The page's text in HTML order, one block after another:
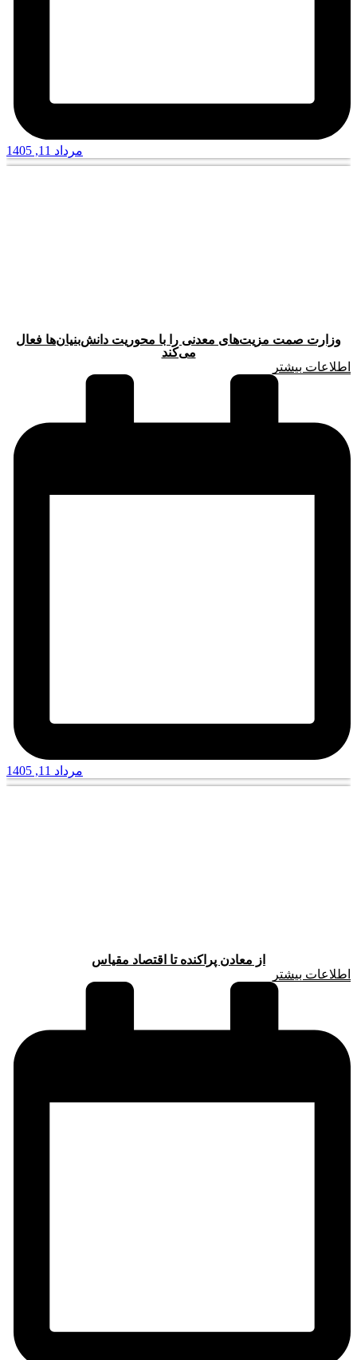
مرداد 11, 1405
وزارت صمت مزیت‌های معدنی را با محوریت دانش‌بنیان‌ها فعال
می‌کند
اطلاعات بیشتر
مرداد 11, 1405
از معادن پراکنده تا اقتصاد مقیاس
اطلاعات بیشتر